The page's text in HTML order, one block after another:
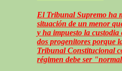
El Tribunal Supremo ha
situación de un menor
y ha impuesto la custodia
dos progenitores porque
Tribunal Constitucional
régimen debe ser